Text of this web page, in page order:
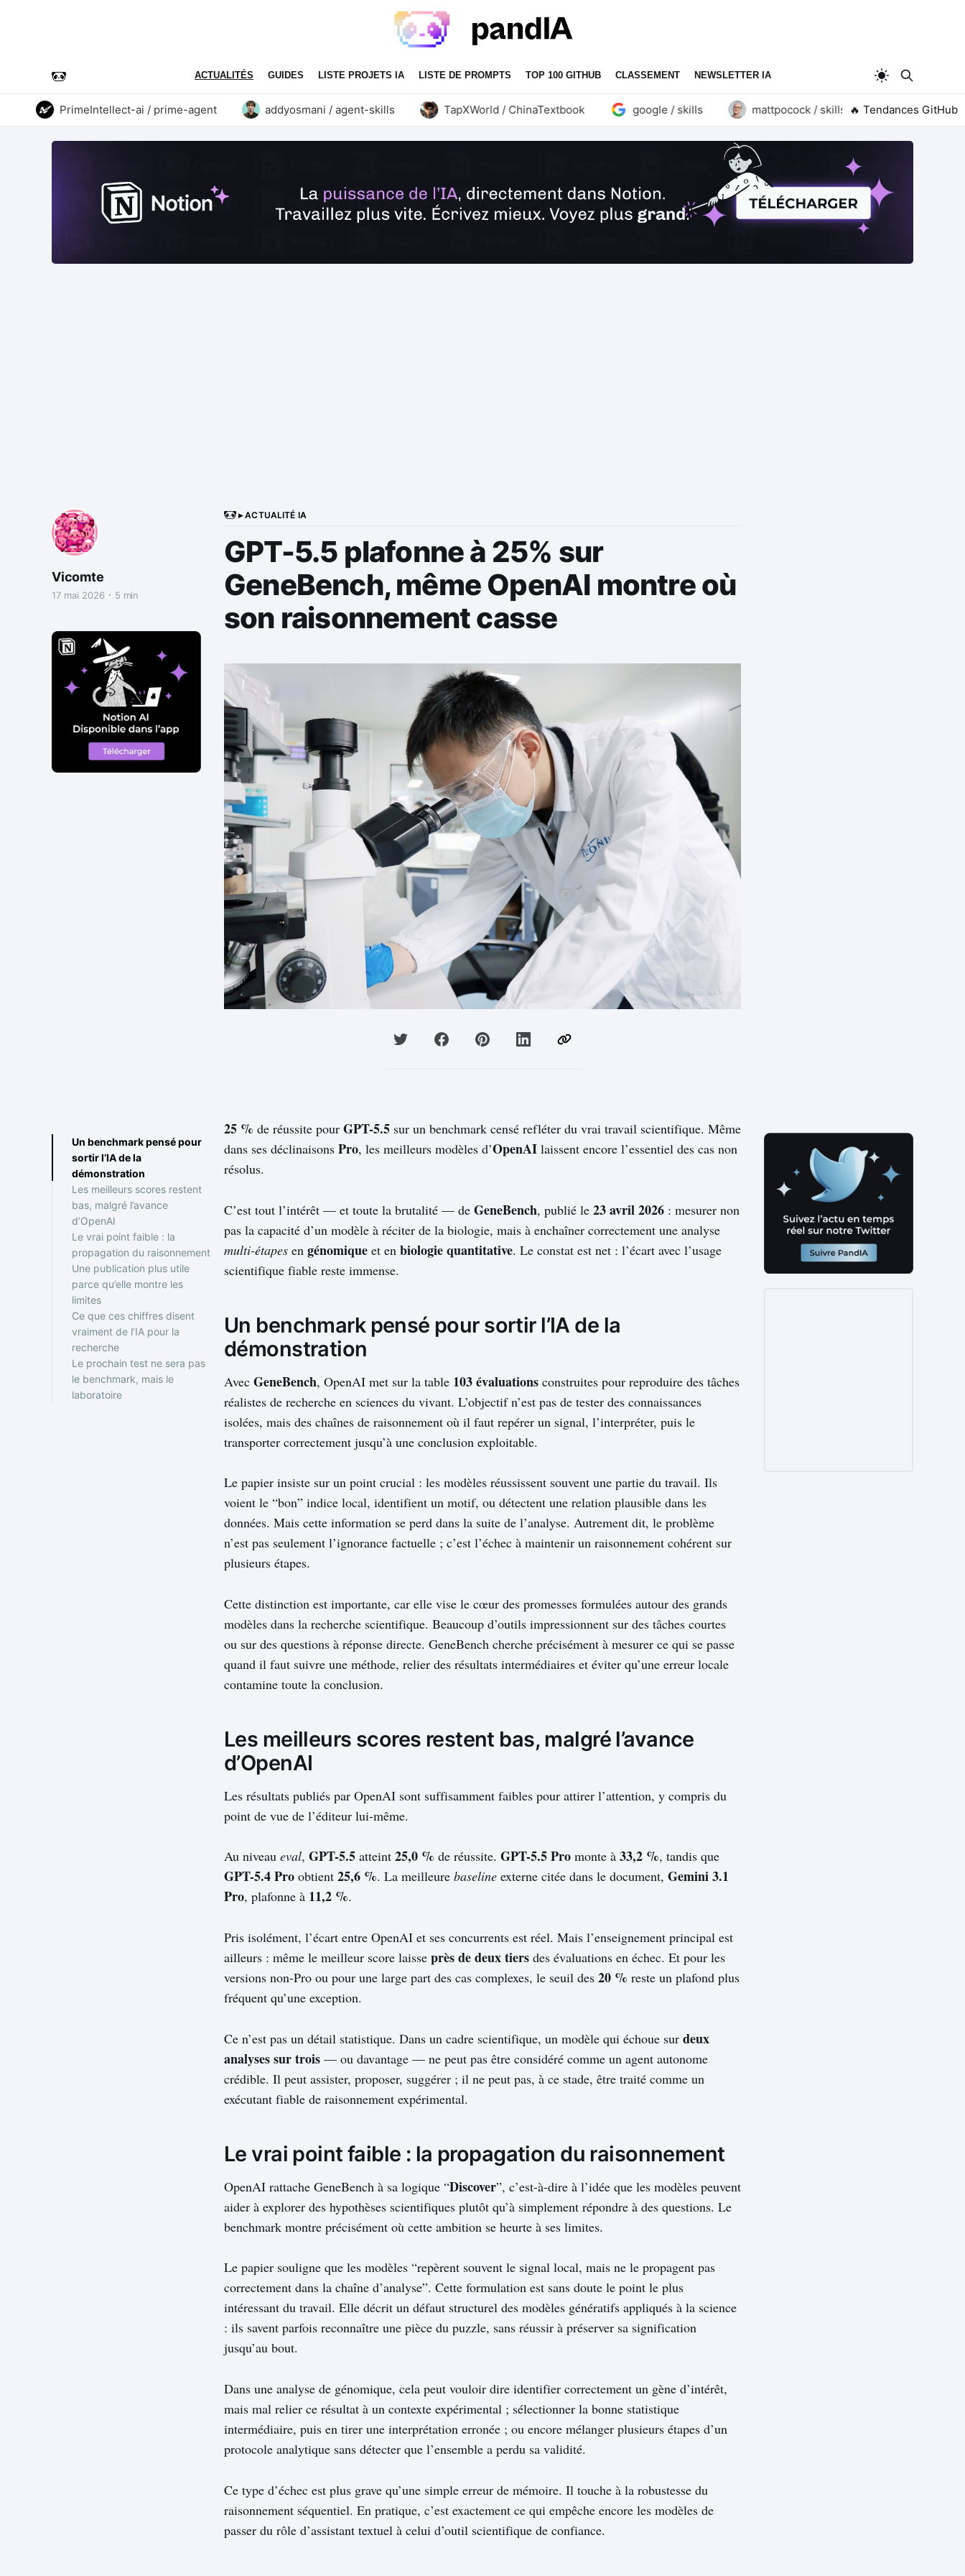
ACTUALITÉS GUIDES LISTE PROJETS IA LISTE DE PROMPTS TOP 100 GITHUB CLASSEMENT NEWSLETTER IA
PrimeIntellect-ai / prime-agent addyosmani / agent-skills TapXWorld / ChinaTextbook google / skills mattpocock / skills goauthentik /
🔥 Tendances GitHub
▸ ACTUALITÉ IA
GPT-5.5 plafonne à 25% sur
GeneBench, même OpenAI montre où
son raisonnement casse
Vicomte
17 mai 2026 5 min
Un benchmark pensé pour
sortir l’IA de la
démonstration
Les meilleurs scores restent
bas, malgré l’avance
d’OpenAI
Le vrai point faible : la
propagation du raisonnement
Une publication plus utile
parce qu’elle montre les
limites
Ce que ces chiffres disent
vraiment de l’IA pour la
recherche
Le prochain test ne sera pas
le benchmark, mais le
laboratoire
25 % de réussite pour GPT-5.5 sur un benchmark censé refléter du vrai travail scientifique. Même
dans ses déclinaisons Pro, les meilleurs modèles d’OpenAI laissent encore l’essentiel des cas non
résolus.
C’est tout l’intérêt — et toute la brutalité — de GeneBench, publié le 23 avril 2026 : mesurer non
pas la capacité d’un modèle à réciter de la biologie, mais à enchaîner correctement une analyse
multi-étapes en génomique et en biologie quantitative. Le constat est net : l’écart avec l’usage
scientifique fiable reste immense.
Un benchmark pensé pour sortir l’IA de la
démonstration
Avec GeneBench, OpenAI met sur la table 103 évaluations construites pour reproduire des tâches
réalistes de recherche en sciences du vivant. L’objectif n’est pas de tester des connaissances
isolées, mais des chaînes de raisonnement où il faut repérer un signal, l’interpréter, puis le
transporter correctement jusqu’à une conclusion exploitable.
Le papier insiste sur un point crucial : les modèles réussissent souvent une partie du travail. Ils
voient le “bon” indice local, identifient un motif, ou détectent une relation plausible dans les
données. Mais cette information se perd dans la suite de l’analyse. Autrement dit, le problème
n’est pas seulement l’ignorance factuelle ; c’est l’échec à maintenir un raisonnement cohérent sur
plusieurs étapes.
Cette distinction est importante, car elle vise le cœur des promesses formulées autour des grands
modèles dans la recherche scientifique. Beaucoup d’outils impressionnent sur des tâches courtes
ou sur des questions à réponse directe. GeneBench cherche précisément à mesurer ce qui se passe
quand il faut suivre une méthode, relier des résultats intermédiaires et éviter qu’une erreur locale
contamine toute la conclusion.
Les meilleurs scores restent bas, malgré l’avance
d’OpenAI
Les résultats publiés par OpenAI sont suffisamment faibles pour attirer l’attention, y compris du
point de vue de l’éditeur lui-même.
Au niveau eval, GPT-5.5 atteint 25,0 % de réussite. GPT-5.5 Pro monte à 33,2 %, tandis que
GPT-5.4 Pro obtient 25,6 %. La meilleure baseline externe citée dans le document, Gemini 3.1
Pro, plafonne à 11,2 %.
Pris isolément, l’écart entre OpenAI et ses concurrents est réel. Mais l’enseignement principal est
ailleurs : même le meilleur score laisse près de deux tiers des évaluations en échec. Et pour les
versions non-Pro ou pour une large part des cas complexes, le seuil des 20 % reste un plafond plus
fréquent qu’une exception.
Ce n’est pas un détail statistique. Dans un cadre scientifique, un modèle qui échoue sur deux
analyses sur trois — ou davantage — ne peut pas être considéré comme un agent autonome
crédible. Il peut assister, proposer, suggérer ; il ne peut pas, à ce stade, être traité comme un
exécutant fiable de raisonnement expérimental.
Le vrai point faible : la propagation du raisonnement
OpenAI rattache GeneBench à sa logique “Discover”, c’est-à-dire à l’idée que les modèles peuvent
aider à explorer des hypothèses scientifiques plutôt qu’à simplement répondre à des questions. Le
benchmark montre précisément où cette ambition se heurte à ses limites.
Le papier souligne que les modèles “repèrent souvent le signal local, mais ne le propagent pas
correctement dans la chaîne d’analyse”. Cette formulation est sans doute le point le plus
intéressant du travail. Elle décrit un défaut structurel des modèles génératifs appliqués à la science
: ils savent parfois reconnaître une pièce du puzzle, sans réussir à préserver sa signification
jusqu’au bout.
Dans une analyse de génomique, cela peut vouloir dire identifier correctement un gène d’intérêt,
mais mal relier ce résultat à un contexte expérimental ; sélectionner la bonne statistique
intermédiaire, puis en tirer une interprétation erronée ; ou encore mélanger plusieurs étapes d’un
protocole analytique sans détecter que l’ensemble a perdu sa validité.
Ce type d’échec est plus grave qu’une simple erreur de mémoire. Il touche à la robustesse du
raisonnement séquentiel. En pratique, c’est exactement ce qui empêche encore les modèles de
passer du rôle d’assistant textuel à celui d’outil scientifique de confiance.